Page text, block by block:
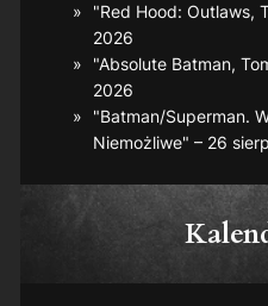
"Red Hood: Outlaws,
2026
"Absolute Batman,
2026
"Batman/Superman.
Niemożliwe" – 26